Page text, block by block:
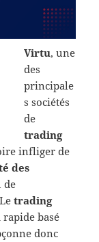
Virtu, une
des
principale
s sociétés
de
trading
infliger de
des
de
trading
basé
donc